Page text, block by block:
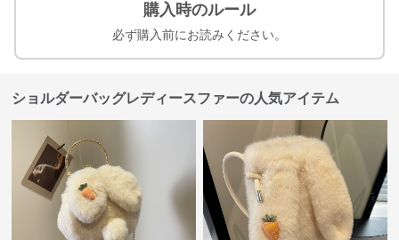
購入時のルール
必ず購入前にお読みください。
ショルダーバッグレディースファーの人気アイテム